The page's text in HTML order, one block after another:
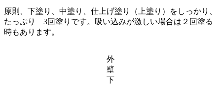
原則、下塗り、中塗り、仕上げ塗り（上塗り）をしっかり、
たっぷり 3回塗りです。吸い込みが激しい場合は２回塗る
時もあります。
外
壁
下